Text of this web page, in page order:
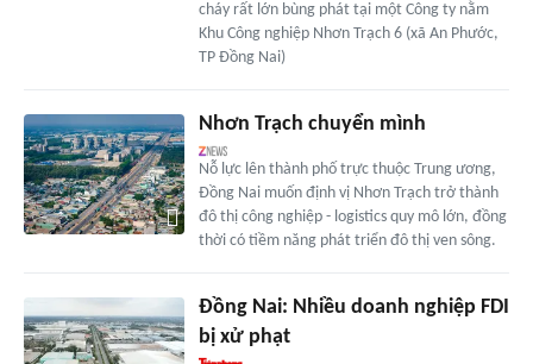
cháy rất lớn bùng phát tại một Công ty nằm
Khu Công nghiệp Nhơn Trạch 6 (xã An Phước,
TP Đồng Nai)
Nhơn Trạch chuyển mình
Nỗ lực lên thành phố trực thuộc Trung ương,
Đồng Nai muốn định vị Nhơn Trạch trở thành
đô thị công nghiệp - logistics quy mô lớn, đồng
thời có tiềm năng phát triển đô thị ven sông.
Đồng Nai: Nhiều doanh nghiệp FDI
bị xử phạt